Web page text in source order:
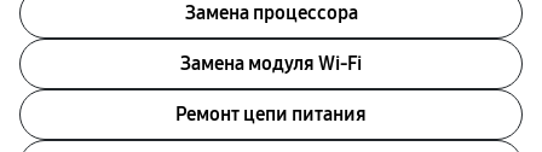
Замена процессора
Замена модуля Wi-Fi
Ремонт цепи питания